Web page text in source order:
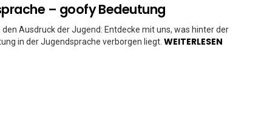
– goofy Bedeutung
den Ausdruck der Jugend: Entdecke mit uns, was hinter der
in der Jugendsprache verborgen liegt. WEITERLESEN